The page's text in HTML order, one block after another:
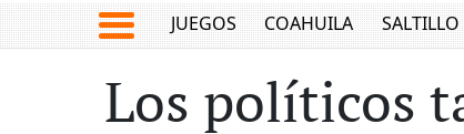
JUEGOS COAHUILA SALTILLO
Los políticos